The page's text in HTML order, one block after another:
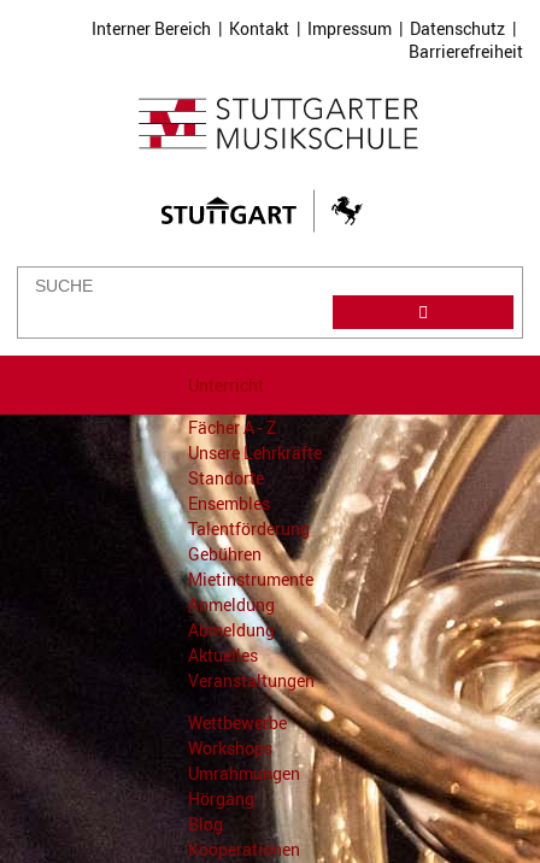
Interner Bereich | Kontakt | Impressum | Datenschutz |
Barrierefreiheit
Unterricht
Fächer A - Z
Unsere Lehrkräfte
Standorte
Ensembles
Talentförderung
Gebühren
Mietinstrumente
Anmeldung
Abmeldung
Aktuelles
Veranstaltungen
Wettbewerbe
Workshops
Umrahmungen
Hörgang
Blog
Kooperationen